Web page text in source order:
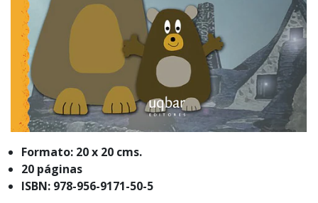
Formato: 20 x 20 cms.
20 páginas
ISBN: 978-956-9171-50-5